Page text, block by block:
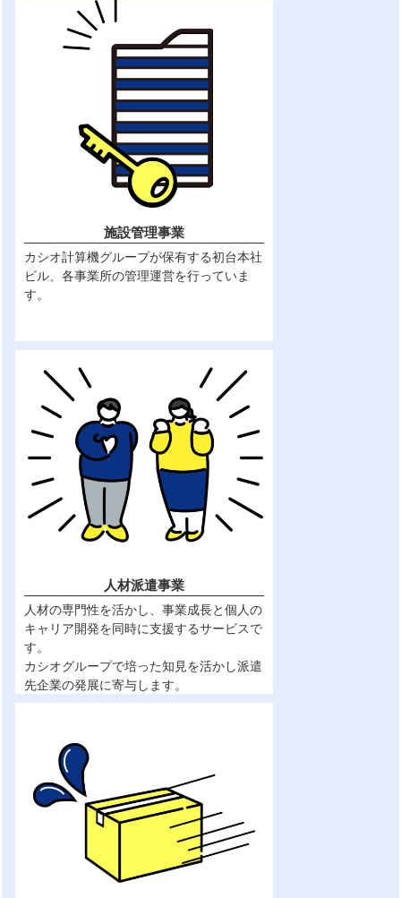
施設管理事業
カシオ計算機グループが保有する初台本社
ビル、各事業所の管理運営を行っていま
す。
人材派遣事業
人材の専門性を活かし、事業成長と個人の
キャリア開発を同時に支援するサービスで
す。
カシオグループで培った知見を活かし派遣
先企業の発展に寄与します。